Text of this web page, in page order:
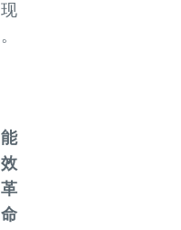
现
。
能
效
革
命